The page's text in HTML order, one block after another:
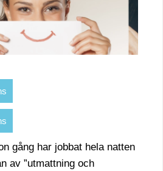
gång har jobbat hela natten
av ”utmattning och